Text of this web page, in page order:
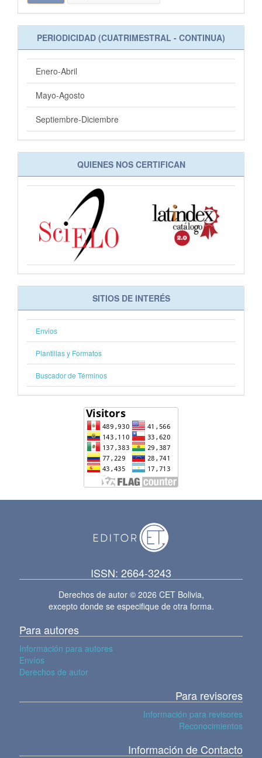
PERIODICIDAD (CUATRIMESTRAL - CONTINUA)
Enero-Abril
Mayo-Agosto
Septiembre-Diciembre
QUIENES NOS CERTIFICAN
SITIOS DE INTERÉS
Envios
Plantillas y Formatos
Buscador de Términos
ISSN: 2664-3243
Derechos de autor © 2026 CET Bolivia,
excepto donde se especifique de otra forma.
Para autores
Información para autores
Envíos
Derechos de autor
Para revisores
Información para revisores
Reconocimientos
Información de Contacto